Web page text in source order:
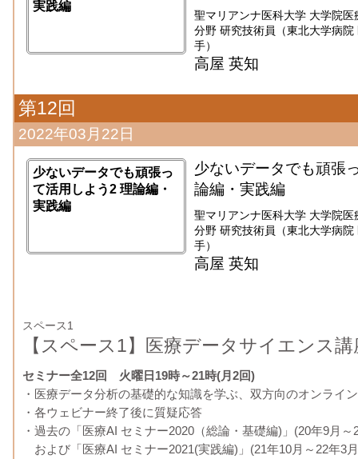
実践編
聖マリアンナ医科大学 大学院
分野 研究技術員（東北大学病
手）
高屋 英知
第12回
2022年03月22日
少ないデータでも頑張っ
て活用しよう2 理論編・
実践編
少ないデータでも頑張
論編・実践編
聖マリアンナ医科大学 大学院
分野 研究技術員（東北大学病
手）
高屋 英知
スペース1
【スペース1】医療データサイエンス講
セミナー全12回 火曜日19時～21時(月2回)
・医療データ分析の基礎的な知識を学ぶ、双方向のオンライ
・各ウェビナー終了後に質疑応答
・過去の「医療AI セミナー2020（総論・基礎編)」(20年9月～
および「医療AI セミナー2021(実践編)」(21年10月～22年3